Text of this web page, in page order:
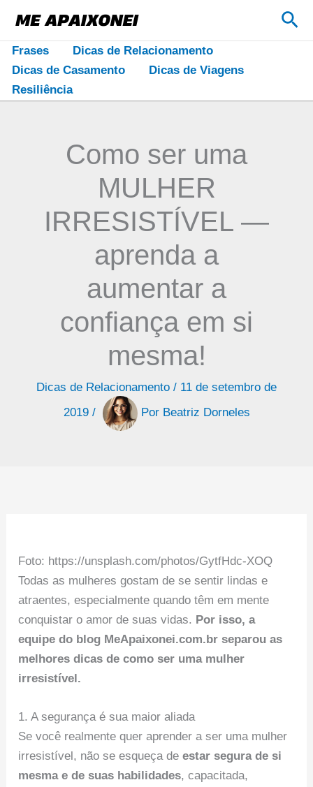
para
conteúdo
Frases
Dicas de Relacionamento
Dicas de Casamento
Dicas de Viagens
Resiliência
Como ser uma
MULHER
IRRESISTÍVEL —
aprenda a
aumentar a
confiança em si
mesma!
Dicas de Relacionamento / 11 de setembro de
2019 / Por Beatriz Dorneles
Foto: https://unsplash.com/photos/GytfHdc-XOQ
Todas as mulheres gostam de se sentir lindas e
atraentes, especialmente quando têm em mente
conquistar o amor de suas vidas. Por isso, a
equipe do blog MeApaixonei.com.br separou as
melhores dicas de como ser uma mulher
irresistível.
1. A segurança é sua maior aliada
Se você realmente quer aprender a ser uma mulher
irresistível, não se esqueça deestar segura de si
mesma e de suas habilidades, capacitada,